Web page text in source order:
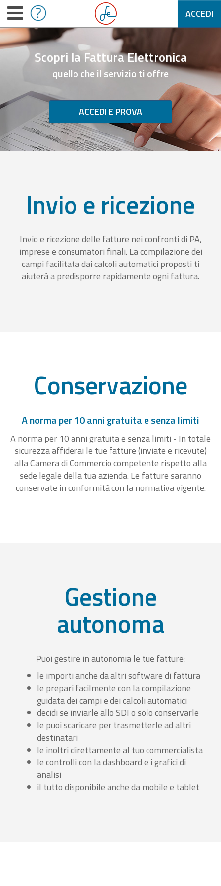
ACCEDI
Scopri la Fattura Elettronica
quello che il servizio ti offre
ACCEDI E PROVA
Invio e ricezione
Invio e ricezione delle fatture nei confronti di PA,
imprese e consumatori finali. La compilazione dei
campi facilitata dai calcoli automatici proposti ti
aiuterà a predisporre rapidamente ogni fattura.
Conservazione
A norma per 10 anni gratuita e senza limiti
A norma per 10 anni gratuita e senza limiti - In totale
sicurezza affiderai le tue fatture (inviate e ricevute)
alla Camera di Commercio competente rispetto alla
sede legale della tua azienda. Le fatture saranno
conservate in conformità con la normativa vigente.
Gestione
autonoma
Puoi gestire in autonomia le tue fatture:
le importi anche da altri software di fattura
le prepari facilmente con la compilazione
guidata dei campi e dei calcoli automatici
decidi se inviarle allo SDI o solo conservarle
le puoi scaricare per trasmetterle ad altri
destinatari
le inoltri direttamente al tuo commercialista
le controlli con la dashboard e i grafici di
analisi
il tutto disponibile anche da mobile e tablet